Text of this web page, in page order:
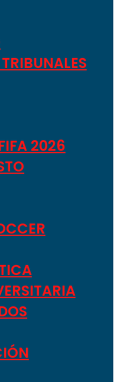
2026